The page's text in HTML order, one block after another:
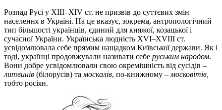
Розпад Русі у ХІІІ–ХІV ст. не призвів до суттєвих змін
населення в Україні. На це вказує, зокрема, антропологічний
тип більшості українців, єдиний для княжої, козацької і
сучасної України. Українська людність ХVІ–ХVІІІ ст.
усвідомлювала себе прямим нащадком Київської держави. Як і
тоді, українці продовжували називати себе руським народом.
Вони добре усвідомлювали свою окремішність від сусідів –
литвинів (білорусів) та москалів, по-книжному – московітів,
тобто росіян.